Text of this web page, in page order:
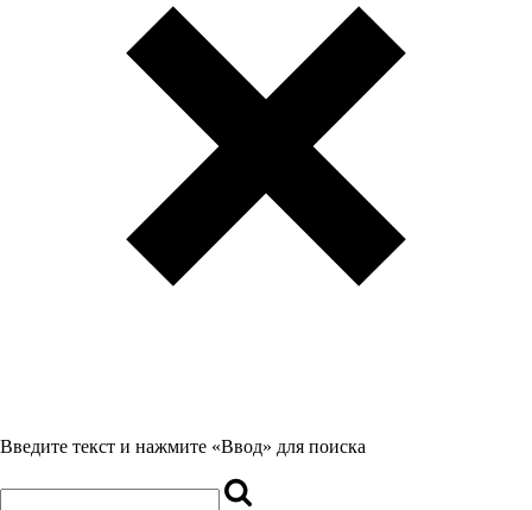
Введите текст и нажмите «Ввод» для поиска